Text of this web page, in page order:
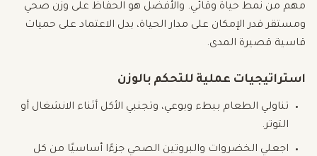
مهم من نمط حياة وقائي. والأفضل هو الحفاظ على وزن صحي
ومستقر قدر الإمكان على مدار الحياة، بدل الاعتماد على حميات
قاسية قصيرة المدى.
استراتيجيات عملية للتحكم بالوزن
تناولي الطعام ببطء وبوعي، وتجنبي الأكل أثناء الانشغال أو
التوتر.
اجعلي الخضروات والبروتين الصحي جزءًا أساسيًا من كل